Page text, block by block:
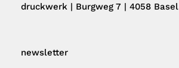
druckwerk | Burgweg 7 | 4058 Basel
newsletter